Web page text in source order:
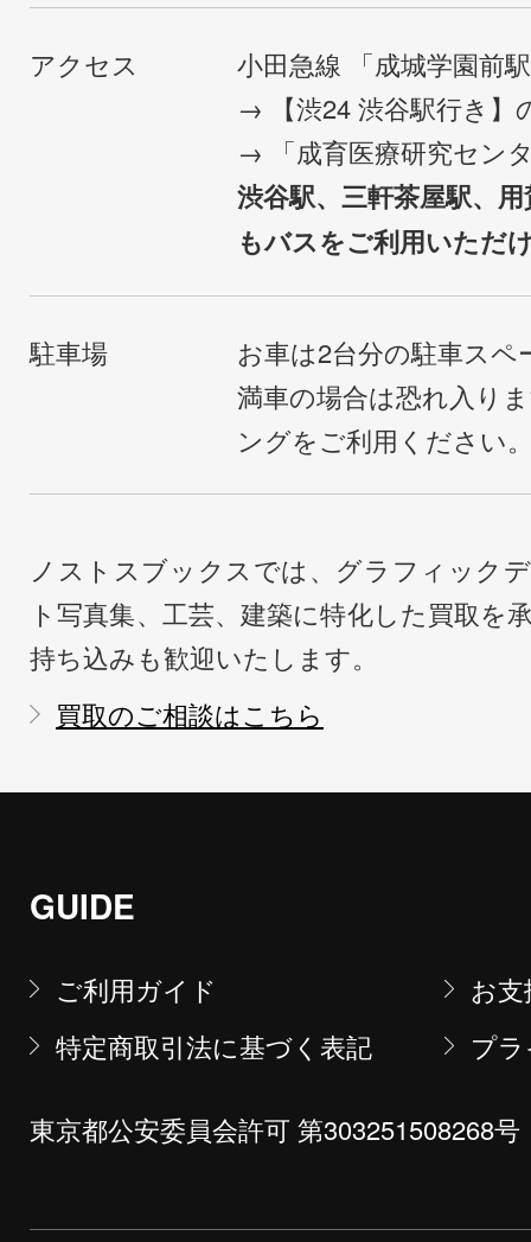
アクセス
小田急線 「成城学園前
→ 【渋24 渋谷駅行き】
→ 「成育医療研究セン
渋谷駅、三軒茶屋駅、
もバスをご利用いただ
駐車場
お車は2台分の駐車ス
満車の場合は恐れ入り
ングをご利用ください
ノストスブックスでは、グラフィック
ト写真集、工芸、建築に特化した買取を
持ち込みも歓迎いたします。
買取のご相談はこちら
GUIDE
ご利用ガイド
お
特定商取引法に基づく表記
プ
東京都公安委員会許可 第303251508268号